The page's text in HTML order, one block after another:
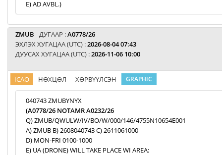
E) AD AVBL.)
ZMUB ДУГААР :A0778/26
ЭХЛЭХ ХУГАЦАА (UTC) :2026-08-04 07:43
ДУУСАХ ХУГАЦАА (UTC) :2026-11-06 10:00
ICAO НӨХЦӨЛ ХӨРВҮҮЛСЭН GRAPHIC
040743 ZMUBYNYX
(A0778/26 NOTAMR A0232/26
Q) ZMUB/QWULW/IV/BO/W/000/146/4755N10654E001
A) ZMUB B) 2608040743 C) 2611061000
D) MON-FRI 0100-1000
E) UA (DRONE) WILL TAKE PLACE WI AREA: